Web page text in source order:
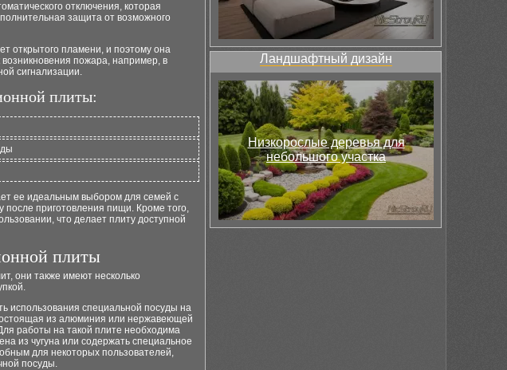
отключения, которая
защита от возможного
открытого пламени, и поэтому она
возникновения пожара, например, в
сигнализации.
плиты:
ее идеальным выбором для семей с
после приготовления пищи. Кроме того,
что делает плиту доступной
плиты
они также имеют несколько
использования специальной посуды на
из алюминия или нержавеющей
работы на такой плите необходима
из чугуна или содержать специальное
для некоторых пользователей,
посуды.
Ландшафтный дизайн
Низкорослые деревья для
небольшого участка